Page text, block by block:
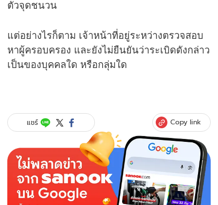
ตัวจุดชนวน
แต่อย่างไรก็ตาม เจ้าหน้าที่อยู่ระหว่างตรวจสอบ
หาผู้ครอบครอง และยังไม่ยืนยันว่าระเบิดดังกล่าว
เป็นของบุคคลใด หรือกลุ่มใด
แชร์ Copy link